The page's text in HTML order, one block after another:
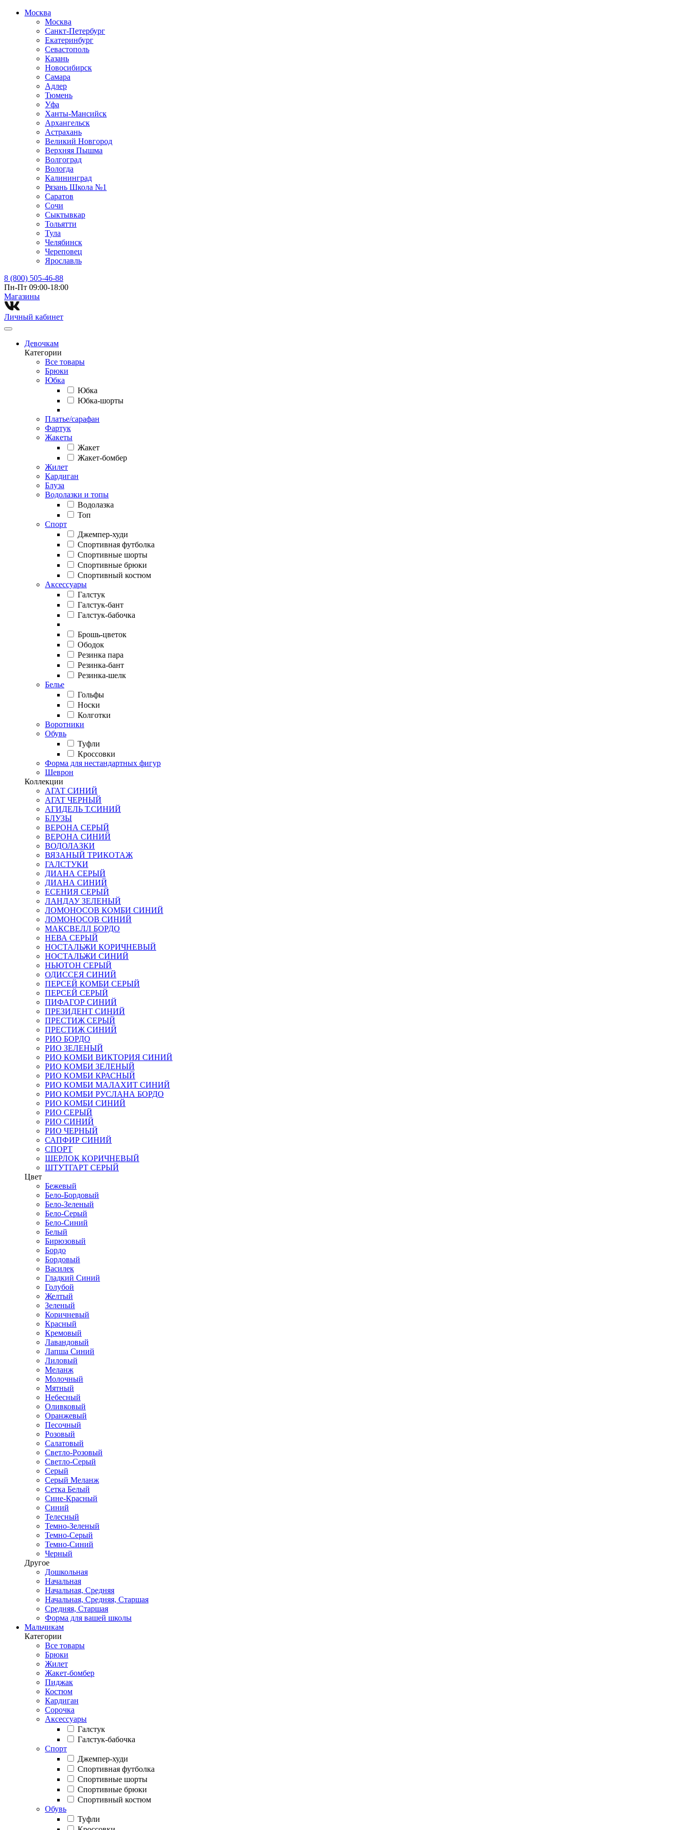
Москва
Москва
Санкт-Петербург
Екатеринбург
Севастополь
Казань
Новосибирск
Самара
Адлер
Тюмень
Уфа
Ханты-Мансийск
Архангельск
Астрахань
Великий Новгород
Верхняя Пышма
Волгоград
Вологда
Калининград
Рязань Школа №1
Саратов
Сочи
Сыктывкар
Тольятти
Тула
Челябинск
Череповец
Ярославль
8 (800) 505-46-88
Пн-Пт 09:00-18:00
Магазины⁠
Личный кабинет
Девочкам
Категории
Все товары
Брюки
Юбка
Юбка
Юбка-шорты
Платье/сарафан
Фартук
Жакеты
Жакет
Жакет-бомбер
Жилет
Кардиган
Блуза
Водолазки и топы
Водолазка
Топ
Спорт
Джемпер-худи
Спортивная футболка
Спортивные шорты
Спортивные брюки
Спортивный костюм
Аксессуары
Галстук
Галстук-бант
Галстук-бабочка
Брошь-цветок
Ободок
Резинка пара
Резинка-бант
Резинка-шелк
Белье
Гольфы
Носки
Колготки
Воротники
Обувь
Туфли
Кроссовки
Форма для нестандартных фигур
Шеврон
Коллекции
АГАТ СИНИЙ
АГАТ ЧЕРНЫЙ
АГИДЕЛЬ Т.СИНИЙ
БЛУЗЫ
ВЕРОНА СЕРЫЙ
ВЕРОНА СИНИЙ
ВОДОЛАЗКИ
ВЯЗАНЫЙ ТРИКОТАЖ
ГАЛСТУКИ
ДИАНА СЕРЫЙ
ДИАНА СИНИЙ
ЕСЕНИЯ СЕРЫЙ
ЛАНДАУ ЗЕЛЕНЫЙ
ЛОМОНОСОВ КОМБИ СИНИЙ
ЛОМОНОСОВ СИНИЙ
МАКСВЕЛЛ БОРДО
НЕВА СЕРЫЙ
НОСТАЛЬЖИ КОРИЧНЕВЫЙ
НОСТАЛЬЖИ СИНИЙ
НЬЮТОН СЕРЫЙ
ОДИССЕЯ СИНИЙ
ПЕРСЕЙ КОМБИ СЕРЫЙ
ПЕРСЕЙ СЕРЫЙ
ПИФАГОР СИНИЙ
ПРЕЗИДЕНТ СИНИЙ
ПРЕСТИЖ СЕРЫЙ
ПРЕСТИЖ СИНИЙ
РИО БОРДО
РИО ЗЕЛЕНЫЙ
РИО КОМБИ ВИКТОРИЯ СИНИЙ
РИО КОМБИ ЗЕЛЕНЫЙ
РИО КОМБИ КРАСНЫЙ
РИО КОМБИ МАЛАХИТ СИНИЙ
РИО КОМБИ РУСЛАНА БОРДО
РИО КОМБИ СИНИЙ
РИО СЕРЫЙ
РИО СИНИЙ
РИО ЧЕРНЫЙ
САПФИР СИНИЙ
СПОРТ
ШЕРЛОК КОРИЧНЕВЫЙ
ШТУТГАРТ СЕРЫЙ
Цвет
Бежевый
Бело-Бордовый
Бело-Зеленый
Бело-Серый
Бело-Синий
Белый
Бирюзовый
Бордо
Бордовый
Василек
Гладкий Синий
Голубой
Желтый
Зеленый
Коричневый
Красный
Кремовый
Лавандовый
Лапша Синий
Лиловый
Меланж
Молочный
Мятный
Небесный
Оливковый
Оранжевый
Песочный
Розовый
Салатовый
Светло-Розовый
Светло-Серый
Серый
Серый Меланж
Сетка Белый
Сине-Красный
Синий
Телесный
Темно-Зеленый
Темно-Серый
Темно-Синий
Черный
Другое
Дошкольная
Начальная
Начальная, Средняя
Начальная, Средняя, Старшая
Средняя, Старшая
Форма для вашей школы
Мальчикам
Категории
Все товары
Брюки
Жилет
Жакет-бомбер
Пиджак
Костюм
Кардиган
Сорочка
Аксессуары
Галстук
Галстук-бабочка
Спорт
Джемпер-худи
Спортивная футболка
Спортивные шорты
Спортивные брюки
Спортивный костюм
Обувь
Туфли